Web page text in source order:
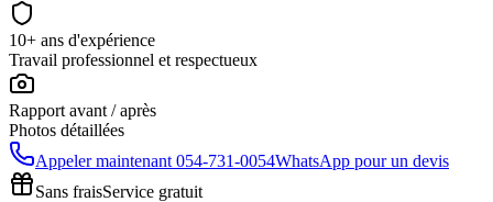
10+ ans d'expérience
Travail professionnel et respectueux
Rapport avant / après
Photos détaillées
Appeler maintenant 054-731-0054WhatsApp pour un devis
Sans fraisService gratuit